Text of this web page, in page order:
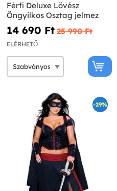
Férfi Deluxe Lövész
Öngyilkos Osztag jelmez
14 690 Ft‎ 25 990 Ft‎
ELÉRHETŐ
-29%